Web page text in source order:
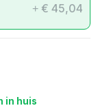
+ € 45,04
in huis